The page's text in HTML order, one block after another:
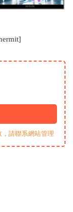
請聯系網站管理